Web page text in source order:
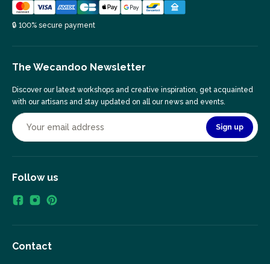
🔒 100% secure payment
The Wecandoo Newsletter
Discover our latest workshops and creative inspiration, get acquainted
with our artisans and stay updated on all our news and events.
Sign up
Follow us
Contact